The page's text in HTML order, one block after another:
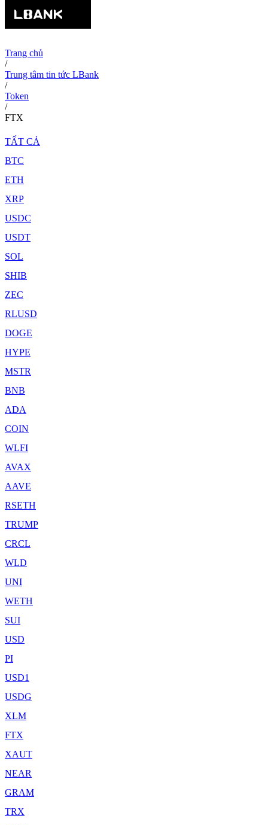
Trang chủ
/
Trung tâm tin tức LBank
/
Token
/
FTX
TẤT CẢ
BTC
ETH
XRP
USDC
USDT
SOL
SHIB
ZEC
RLUSD
DOGE
HYPE
MSTR
BNB
ADA
COIN
WLFI
AVAX
AAVE
RSETH
TRUMP
CRCL
WLD
UNI
WETH
SUI
USD
PI
USD1
USDG
XLM
FTX
XAUT
NEAR
GRAM
TRX